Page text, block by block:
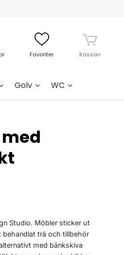
Favoriter Kassan
Golv WC
Studio. Möbler sticker ut
behandlat trä och tillbehör
med bänkskiva